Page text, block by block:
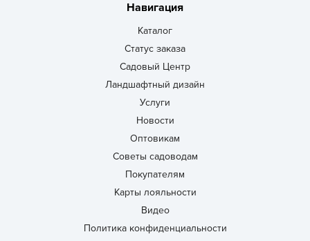
Навигация
Каталог
Статус заказа
Садовый Центр
Ландшафтный дизайн
Услуги
Новости
Оптовикам
Советы садоводам
Покупателям
Карты лояльности
Видео
Политика конфиденциальности